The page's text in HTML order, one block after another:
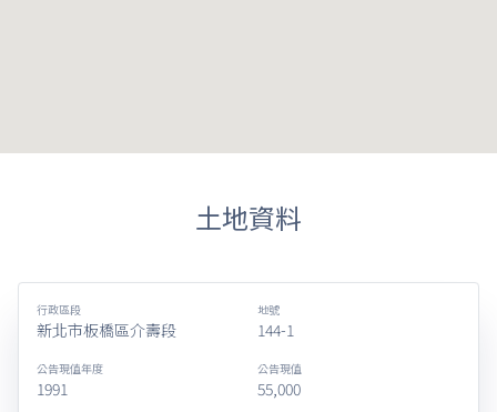
土地資料
行政區段
新北市板橋區介壽段
地號
144-1
公告現值年度
1991
公告現值
55,000